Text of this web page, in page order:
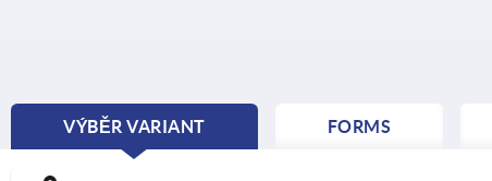
VÝBĚR VARIANT
CURRENT
FORMS